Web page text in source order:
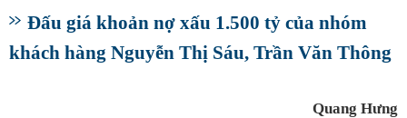
Đấu giá khoản nợ xấu 1.500 tỷ của nhóm
khách hàng Nguyễn Thị Sáu, Trần Văn Thông
Quang Hưng